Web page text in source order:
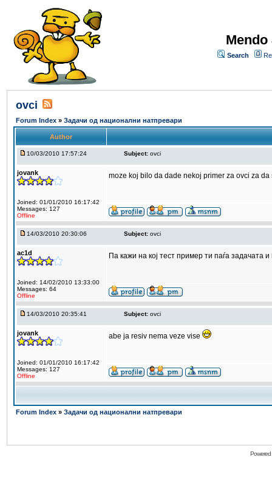
Search
ovci
Forum Index » Задачи од национални натпревари
Author
10/03/2010 17:57:24 Subject: ovci
jovank
Joined: 01/01/2010 16:17:42
Messages: 127
Offline
moze koj bilo da dade nekoj primer za ovci za
14/03/2010 20:30:06 Subject: ovci
ac1d
Joined: 14/02/2010 13:33:00
Messages: 64
Offline
Па кажи на кој тест пример ти паѓа задачата
14/03/2010 20:35:41 Subject: ovci
jovank
Joined: 01/01/2010 16:17:42
Messages: 127
Offline
abe ja resiv nema veze vise
Forum Index » Задачи од национални натпревари